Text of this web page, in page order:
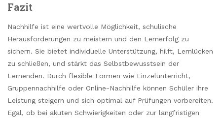
Fazit
Nachhilfe ist eine wertvolle Möglichkeit, schulische
Herausforderungen zu meistern und den Lernerfolg zu
sichern. Sie bietet individuelle Unterstützung, hilft, Lernlücken
zu schließen, und stärkt das Selbstbewusstsein der
Lernenden. Durch flexible Formen wie Einzelunterricht,
Gruppennachhilfe oder Online-Nachhilfe können Schüler ihre
Leistung steigern und sich optimal auf Prüfungen vorbereiten.
Egal, ob bei akuten Schwierigkeiten oder zur langfristigen